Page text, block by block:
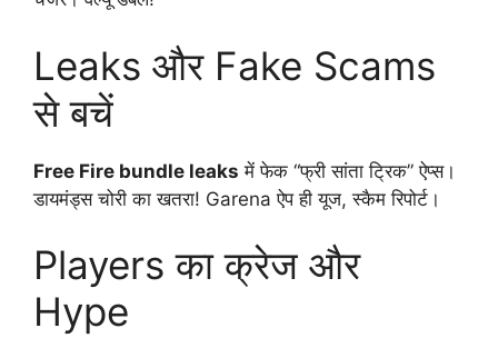
Leaks और Fake Scams
से बचें
Free Fire bundle leaks में फेक “फ्री सांता ट्रिक” ऐप्स।
डायमंड्स चोरी का खतरा! Garena ऐप ही यूज, स्कैम रिपोर्ट।
Players का क्रेज और
Hype